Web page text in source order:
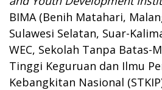
BIMA (Benih Matahari,
Sulawesi Selatan, Suar-
WEC, Sekolah Tanpa Batas-
Tinggi Keguruan dan Ilmu
Kebangkitan Nasional